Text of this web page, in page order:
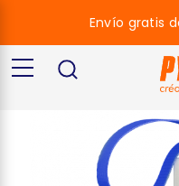
Envío gratis